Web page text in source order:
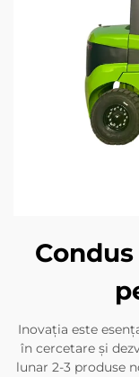
Inovația este
în cercetare și
lunar 2-3 produse